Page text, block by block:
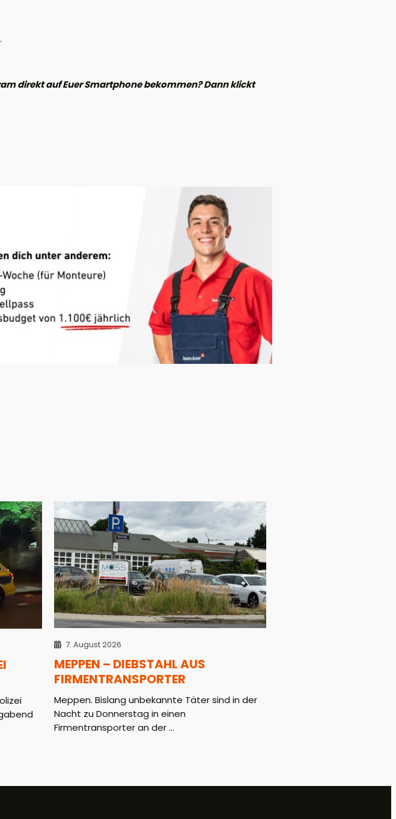
direkt auf Euer Smartphone bekommen? Dann klickt
7. August 2026
MEPPEN – DIEBSTAHL AUS
FIRMENTRANSPORTER
Meppen. Bislang unbekannte Täter sind in der
Nacht zu Donnerstag in einen
Firmentransporter an der ...